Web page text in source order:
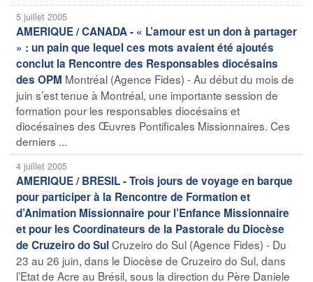
5 juillet 2005
AMERIQUE / CANADA - « L’amour est un don à partager
» : un pain que lequel ces mots avaient été ajoutés
conclut la Rencontre des Responsables diocésains
des OPM Montréal (Agence Fides) - Au début du mois de
juin s’est tenue à Montréal, une importante session de
formation pour les responsables diocésains et
diocésaines des Œuvres Pontificales Missionnaires. Ces
derniers ...
4 juillet 2005
AMERIQUE / BRESIL - Trois jours de voyage en barque
pour participer à la Rencontre de Formation et
d’Animation Missionnaire pour l’Enfance Missionnaire
et pour les Coordinateurs de la Pastorale du Diocèse
de Cruzeiro do SulCruzeiro do Sul (Agence Fides) - Du
23 au 26 juin, dans le Diocèse de Cruzeiro do Sul, dans
l’Etat de Acre au Brésil, sous la direction du Père Daniele